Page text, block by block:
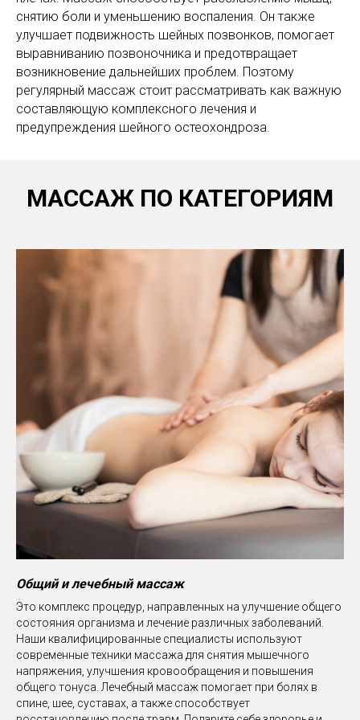
снятию боли и уменьшению воспаления. Он также
улучшает подвижность шейных позвонков, помогает
выравниванию позвоночника и предотвращает
возникновение дальнейших проблем. Поэтому
регулярный массаж стоит рассматривать как важную
составляющую комплексного лечения и
предупреждения шейного остеохондроза.
МАССАЖ ПО КАТЕГОРИЯМ
Общий и лечебный массаж
Это комплекс процедур, направленных на улучшение общего
состояния организма и лечение различных заболеваний.
Наши квалифицированные специалисты используют
современные техники массажа для снятия мышечного
напряжения, улучшения кровообращения и повышения
общего тонуса. Лечебный массаж помогает при болях в
спине, шее, суставах, а также способствует